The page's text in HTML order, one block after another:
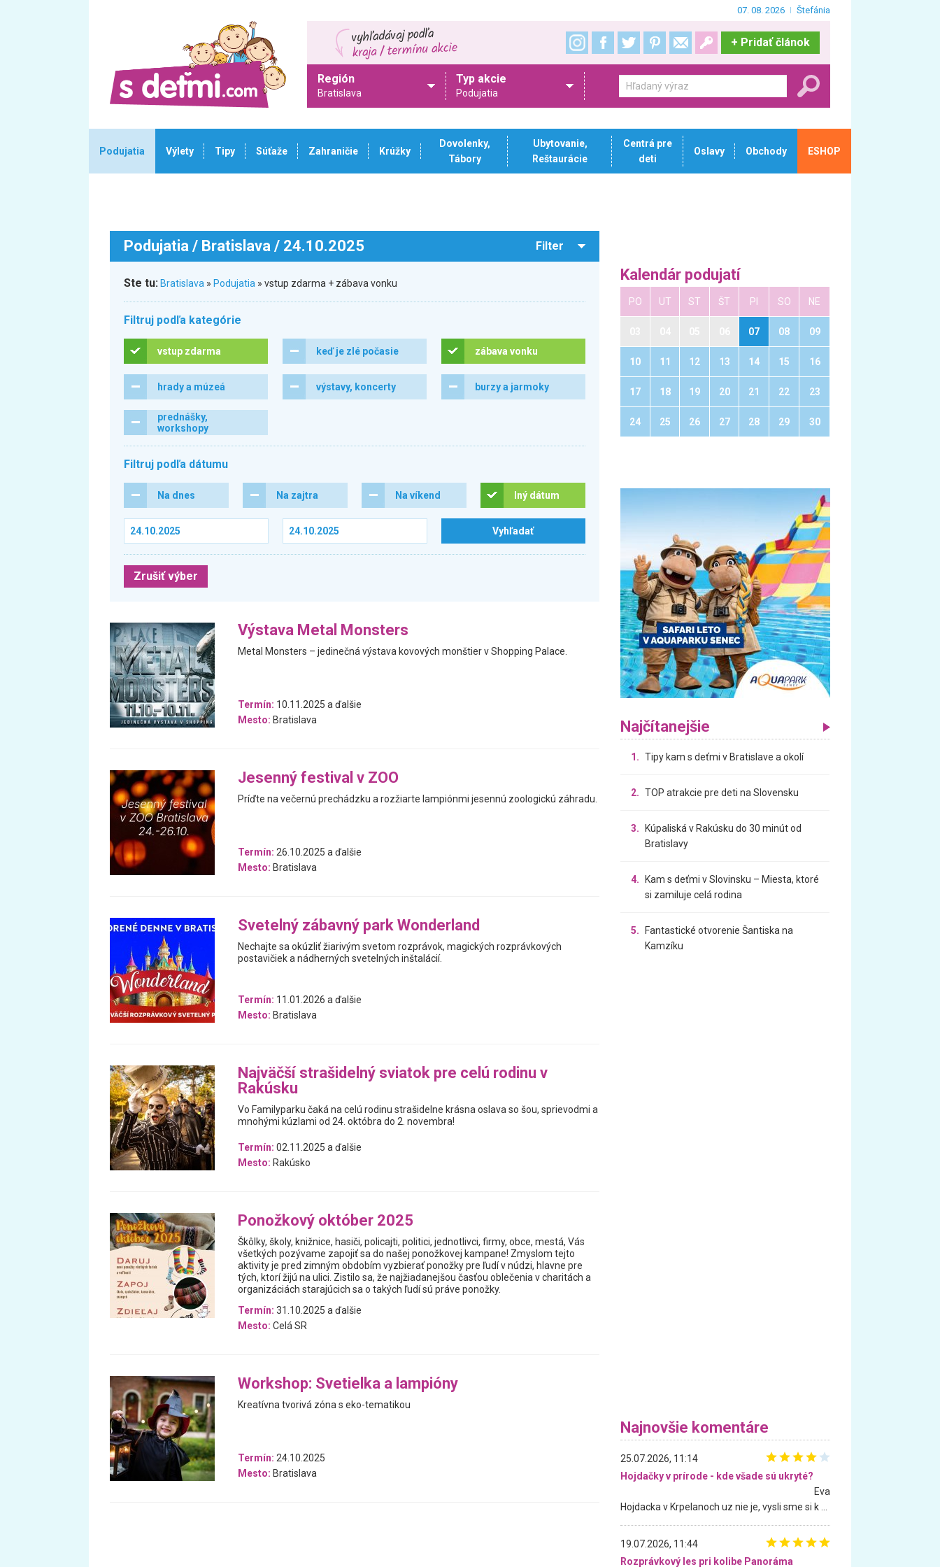
07. 08. 2026 Štefánia
+ Pridať článok
Región
Bratislava
Typ akcie
Podujatia
Podujatia Výlety Tipy Súťaže Zahraničie Krúžky
Dovolenky,
Tábory
Ubytovanie,
Reštaurácie
Centrá pre
deti
Oslavy Obchody ESHOP
Podujatia / Bratislava / 24.10.2025 Filter
Ste tu: Bratislava » Podujatia » vstup zdarma + zábava vonku
Filtruj podľa kategórie
vstup zdarma keď je zlé počasie zábava vonku
hrady a múzeá výstavy, koncerty burzy a jarmoky
prednášky,
workshopy
Filtruj podľa dátumu
Na dnes Na zajtra Na víkend Iný dátum
Zrušiť výber
Výstava Metal Monsters
Metal Monsters – jedinečná výstava kovových monštier v Shopping Palace.
Termín: 10.11.2025 a ďalšie
Mesto: Bratislava
Jesenný festival v ZOO
Príďte na večernú prechádzku a rozžiarte lampiónmi jesennú zoologickú záhradu.
Termín: 26.10.2025 a ďalšie
Mesto: Bratislava
Svetelný zábavný park Wonderland
Nechajte sa okúzliť žiarivým svetom rozprávok, magických rozprávkových
postavičiek a nádherných svetelných inštalácií.
Termín: 11.01.2026 a ďalšie
Mesto: Bratislava
Najväčší strašidelný sviatok pre celú rodinu v
Rakúsku
Vo Familyparku čaká na celú rodinu strašidelne krásna oslava so šou, sprievodmi a
mnohými kúzlami od 24. októbra do 2. novembra!
Termín: 02.11.2025 a ďalšie
Mesto: Rakúsko
Ponožkový október 2025
Škôlky, školy, knižnice, hasiči, policajti, politici, jednotlivci, firmy, obce, mestá, Vás
všetkých pozývame zapojiť sa do našej ponožkovej kampane! Zmyslom tejto
aktivity je pred zimným obdobím vyzbierať ponožky pre ľudí v núdzi, hlavne pre
tých, ktorí žijú na ulici. Zistilo sa, že najžiadanejšou časťou oblečenia v charitách a
organizáciách starajúcich sa o takých ľudí sú práve ponožky.
Termín: 31.10.2025 a ďalšie
Mesto: Celá SR
Workshop: Svetielka a lampióny
Kreatívna tvorivá zóna s eko-tematikou
Termín: 24.10.2025
Mesto: Bratislava
Kalendár podujatí
PO UT ST ŠT PI SO NE
07 08 09
10 11 12 13 14 15 16
17 18 19 20 21 22 23
24 25 26 27 28 29 30
Najčítanejšie
1. Tipy kam s deťmi v Bratislave a okolí
2. TOP atrakcie pre deti na Slovensku
3.
Kúpaliská v Rakúsku do 30 minút od
Bratislavy
4.
Kam s deťmi v Slovinsku – Miesta, ktoré
si zamiluje celá rodina
5.
Fantastické otvorenie Šantiska na
Kamzíku
Najnovšie komentáre
25.07.2026, 11:14
Hojdačky v prírode - kde všade sú ukryté?
Eva
19.07.2026, 11:44
Rozprávkový les pri kolibe Panoráma